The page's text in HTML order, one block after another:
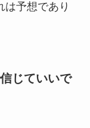
は予想であり
じていいで